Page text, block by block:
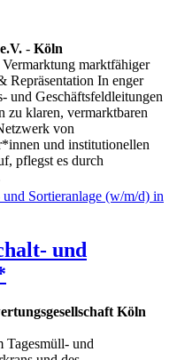
- Köln
marktfähiger
Repräsentation In enger
und Geschäftsfeldleitungen
zu klaren, vermarktbaren
von
und institutionellen
pflegst es durch
und
Köln
Tagesmüll- und